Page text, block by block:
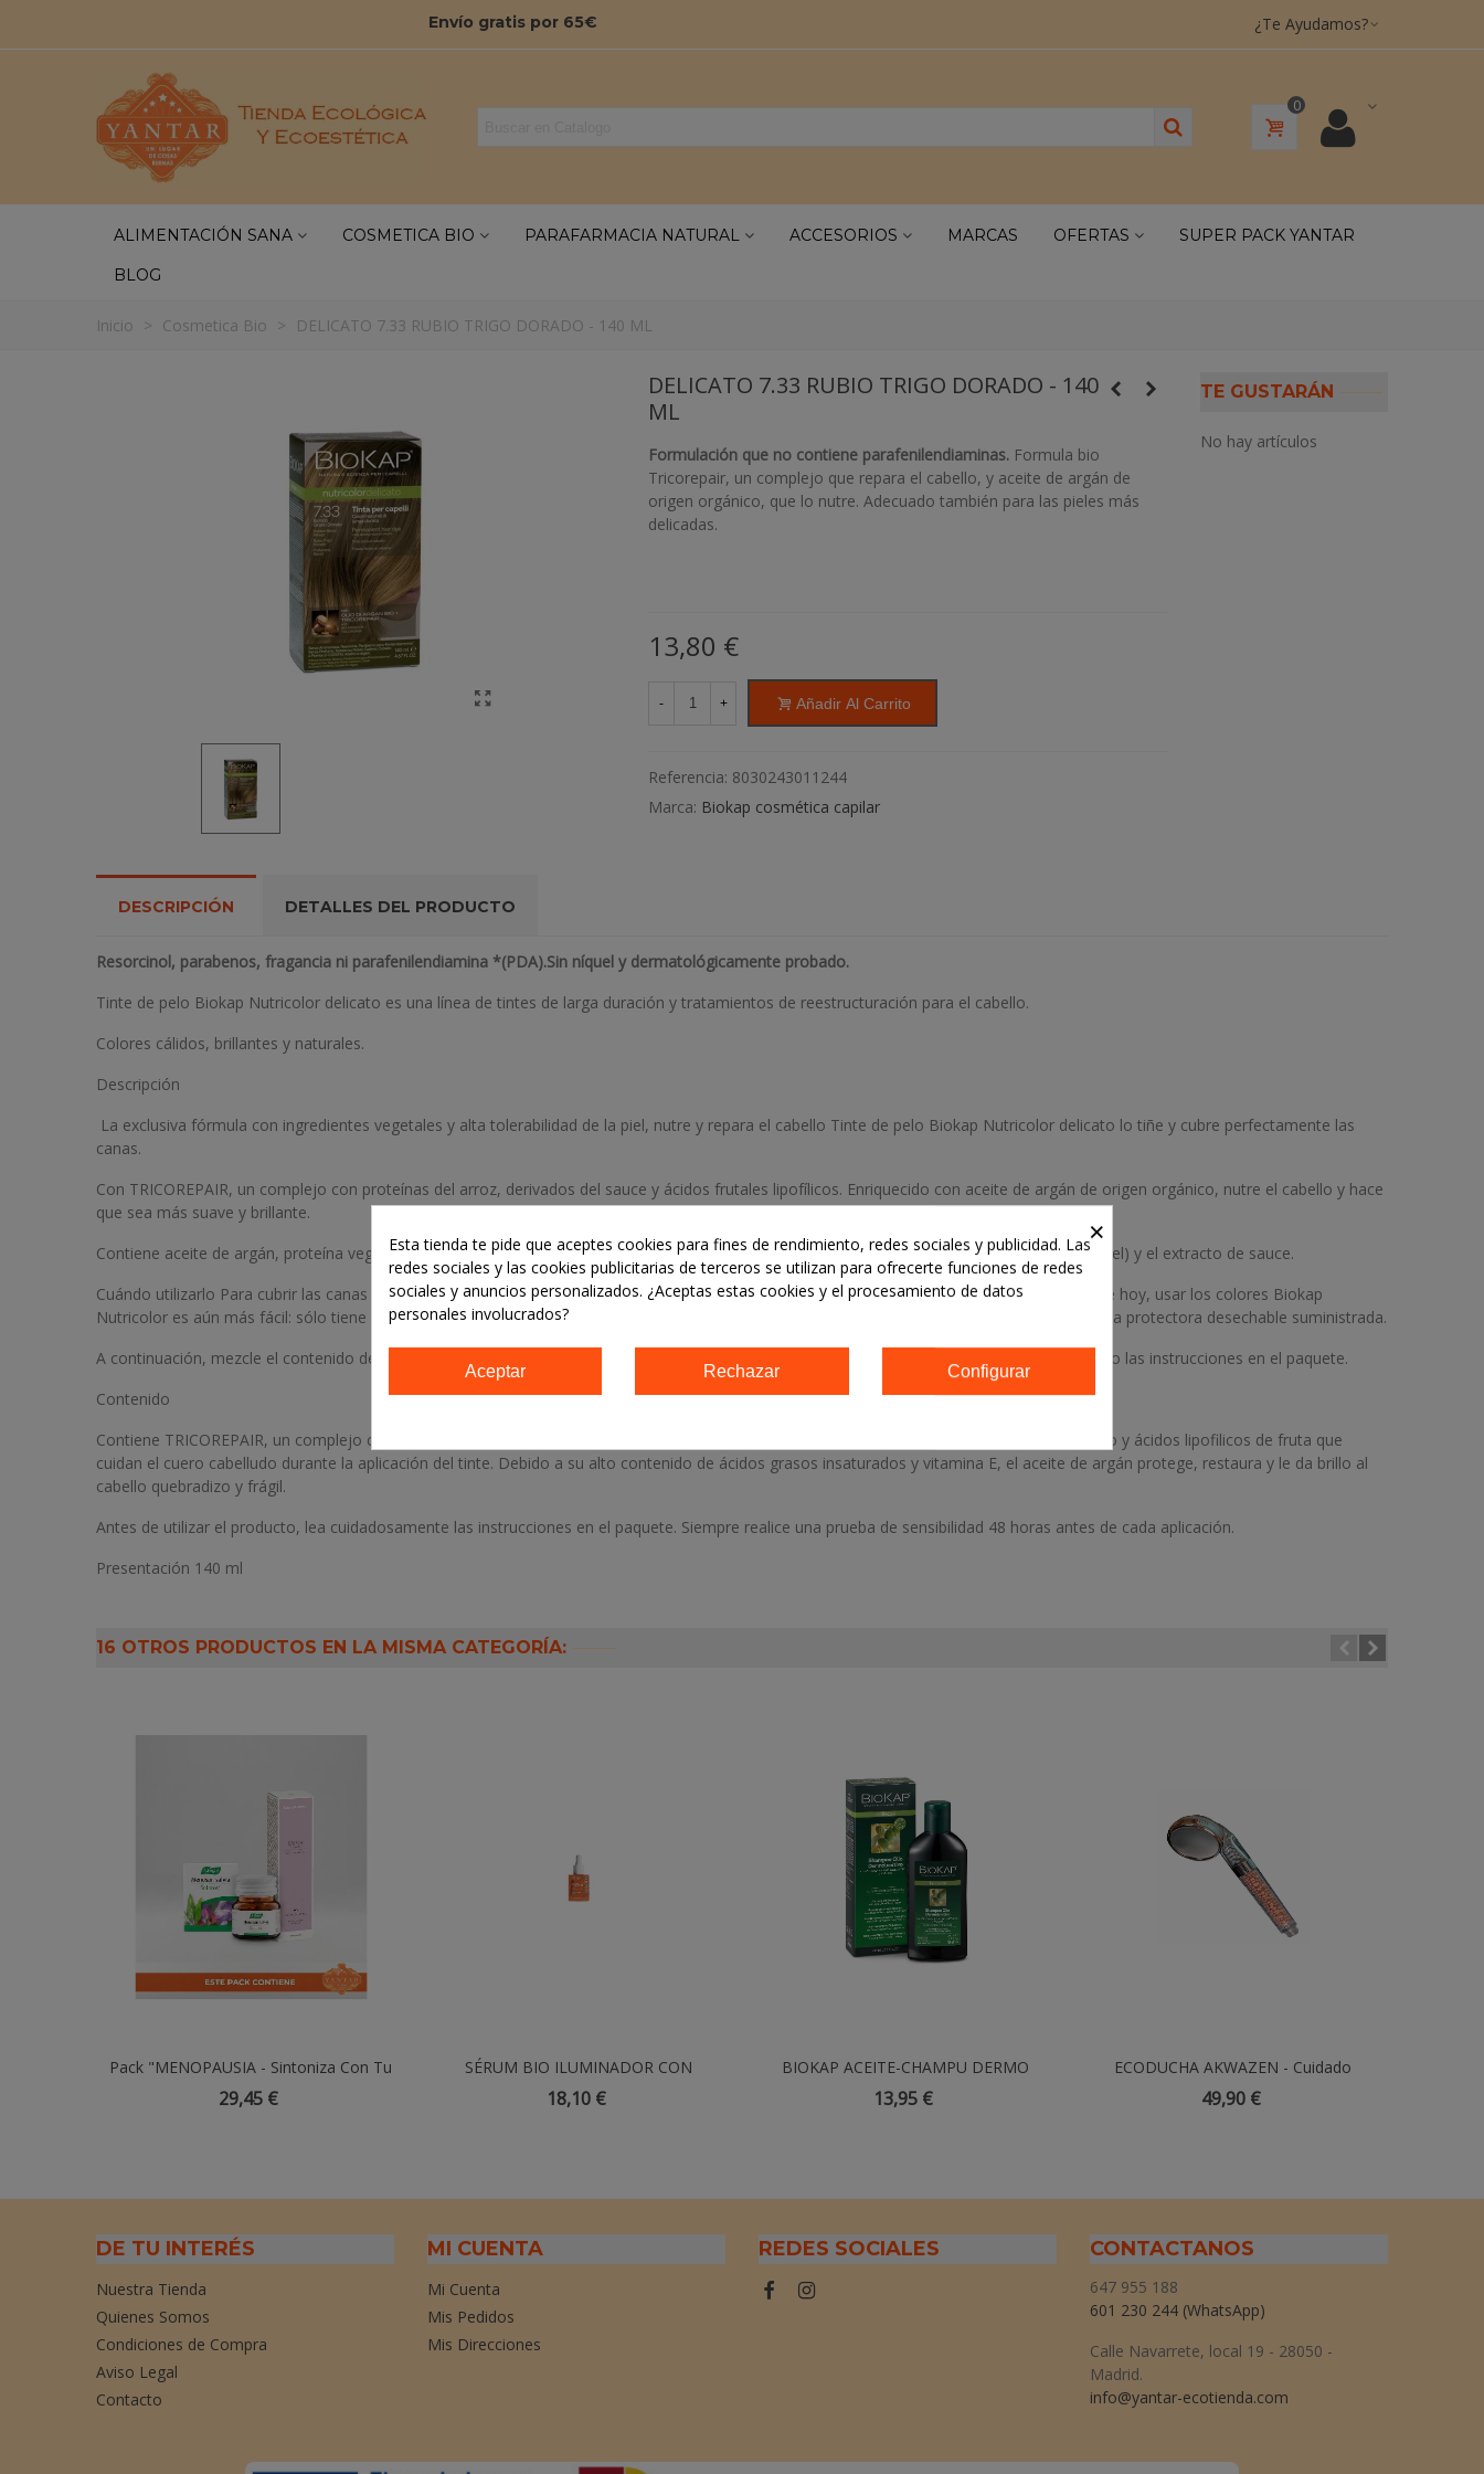
Envío gratis por 65€ ¿Te Ayudamos?
0
ALIMENTACIÓN SANA COSMETICA BIO PARAFARMACIA NATURAL ACCESORIOS MARCAS OFERTAS
SUPER PACK YANTAR
BLOG
Inicio > Cosmetica Bio > DELICATO 7.33 RUBIO TRIGO DORADO - 140 ML
DELICATO 7.33 RUBIO TRIGO DORADO - 140
ML
Formulación que no contiene parafenilendiaminas. Formula bio
Tricorepair, un complejo que repara el cabello, y aceite de argán de
origen orgánico, que lo nutre. Adecuado también para las pieles más
delicadas.
13,80 €
- + Añadir Al Carrito
Referencia: 8030243011244
Marca: Biokap cosmética capilar
TE GUSTARÁN
No hay artículos
DESCRIPCIÓN DETALLES DEL PRODUCTO
Resorcinol, parabenos, fragancia ni parafenilendiamina *(PDA).Sin níquel y dermatológicamente probado.
Tinte de pelo Biokap Nutricolor delicato es una línea de tintes de larga duración y tratamientos de reestructuración para el cabello.
Colores cálidos, brillantes y naturales.
Descripción
La exclusiva fórmula con ingredientes vegetales y alta tolerabilidad de la piel, nutre y repara el cabello Tinte de pelo Biokap Nutricolor delicato lo tiñe y cubre perfectamente las
canas.
Con TRICOREPAIR, un complejo con proteínas del arroz, derivados del sauce y ácidos frutales lipofílicos. Enriquecido con aceite de argán de origen orgánico, nutre el cabello y hace
que sea más suave y brillante.
Contiene aceite de argán, proteína vegetal de trigo, soja, arroz y avena, Lactosafe® (ácidos lipófilas de frutas con efecto calmante sobre la piel) y el extracto de sauce.
Cuándo utilizarlo Para cubrir las canas perfectamente desde la primera aplicación, y para un color de larga duración. Cómo utilizarlo A partir de hoy, usar los colores Biokap
Nutricolor es aún más fácil: sólo tiene que insertar la botella Nutricia en el agujero que se indica en la parte posterior del paquete y usar la capa protectora desechable suministrada.
A continuación, mezcle el contenido del tubo siguiendo las instrucciones del folleto. Elegir el tono de acuerdo a su cantidad de canas, siguiendo las instrucciones en el paquete.
Contenido
Contiene TRICOREPAIR, un complejo con las proteínas del arroz con acción revitalizante, derivados del sauce que protegen el color del cabello y ácidos lipofilicos de fruta que
cuidan el cuero cabelludo durante la aplicación del tinte. Debido a su alto contenido de ácidos grasos insaturados y vitamina E, el aceite de argán protege, restaura y le da brillo al
cabello quebradizo y frágil.
Antes de utilizar el producto, lea cuidadosamente las instrucciones en el paquete. Siempre realice una prueba de sensibilidad 48 horas antes de cada aplicación.
Presentación 140 ml
16 OTROS PRODUCTOS EN LA MISMA CATEGORÍA:
Añadir Al Carrito
Pack "MENOPAUSIA - Sintoniza Con Tu
Cuerpo Y Abraza El Cambio."
29,45 €
Añadir Al Carrito
SÉRUM BIO ILUMINADOR CON
VITAMINA C + ASTAXANTHINA - 30ml
18,10 €
Añadir Al Carrito
BIOKAP ACEITE-CHAMPU DERMO
CALMANTE - 200ml
13,95 €
Añadir Al Carrito
ECODUCHA AKWAZEN - Cuidado
Corporal
49,90 €
DE TU INTERÉS
Nuestra Tienda
Quienes Somos
Condiciones de Compra
Aviso Legal
Contacto
MI CUENTA
Mi Cuenta
Mis Pedidos
Mis Direcciones
REDES SOCIALES CONTACTANOS
647 955 188
601 230 244 (WhatsApp)
Calle Navarrete, local 19 - 28050 -
Madrid.
info@yantar-ecotienda.com
×
Esta tienda te pide que aceptes cookies para fines de rendimiento, redes sociales y publicidad. Las
redes sociales y las cookies publicitarias de terceros se utilizan para ofrecerte funciones de redes
sociales y anuncios personalizados. ¿Aceptas estas cookies y el procesamiento de datos
personales involucrados?
Aceptar Rechazar Configurar